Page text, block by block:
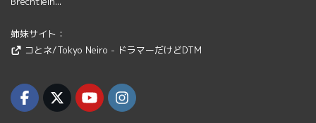
姉妹サイト：
コとネ/Tokyo Neiro - ドラマーだけどDTM